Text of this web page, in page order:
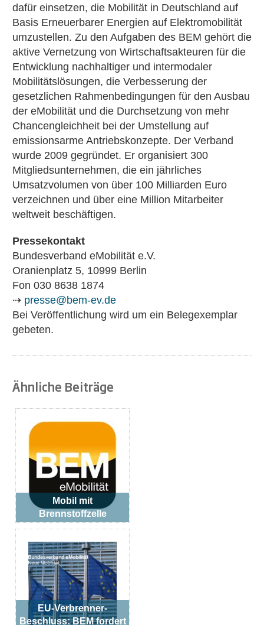
dafür einsetzen, die Mobilität in Deutschland auf
Basis Erneuerbarer Energien auf Elektromobilität
umzustellen. Zu den Aufgaben des BEM gehört die
aktive Vernetzung von Wirtschaftsakteuren für die
Entwicklung nachhaltiger und intermodaler
Mobilitätslösungen, die Verbesserung der
gesetzlichen Rahmenbedingungen für den Ausbau
der eMobilität und die Durchsetzung von mehr
Chancengleichheit bei der Umstellung auf
emissionsarme Antriebskonzepte. Der Verband
wurde 2009 gegründet. Er organisiert 300
Mitgliedsunternehmen, die ein jährliches
Umsatzvolumen von über 100 Milliarden Euro
verzeichnen und über eine Million Mitarbeiter
weltweit beschäftigen.
Pressekontakt
Bundesverband eMobilität e.V.
Oranienplatz 5, 10999 Berlin
Fon 030 8638 1874
⇢ presse@bem-ev.de
Bei Veröffentlichung wird um ein Belegexemplar
gebeten.
Ähnliche Beiträge
Mobil mit
Brennstoffzelle
EU-Verbrenner-
Beschluss: BEM fordert